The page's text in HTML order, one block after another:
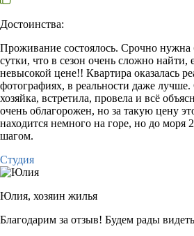
Достоинства:
Проживание состоялось. Срочно нужна
сутки, что в сезон очень сложно найти,
невысокой цене!! Квартира оказалась
фотографиях, в реальности даже
хозяйка, встретила, провела и всё
очень облагорожен, но за такую цену
находится немного на горе, но до моря
шагом.
Студия
Юлия, хозяин жилья
Благодарим за отзыв! Будем рады